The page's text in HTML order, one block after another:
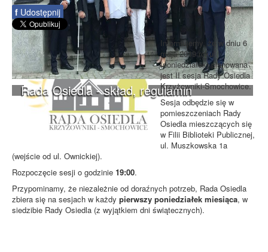
Rada Osiedla - skład, regulamin
f Udostępnij
Informujemy, że w dniu 6
maja 2019 roku
(poniedziałek) planowana
jest II sesja Rady Osiedla
Krzyżowniki-Smochowice.
Sesja odbędzie się w
pomieszczeniach Rady
Osiedla mieszczących się
w Filii Biblioteki Publicznej,
ul. Muszkowska 1a
(wejście od ul. Ownickiej).
Rozpoczęcie sesji o godzinie 19:00.
Przypominamy, że niezależnie od doraźnych potrzeb, Rada Osiedla
zbiera się na sesjach w każdy pierwszy poniedziałek miesiąca, w
siedzibie Rady Osiedla (z wyjątkiem dni świątecznych).